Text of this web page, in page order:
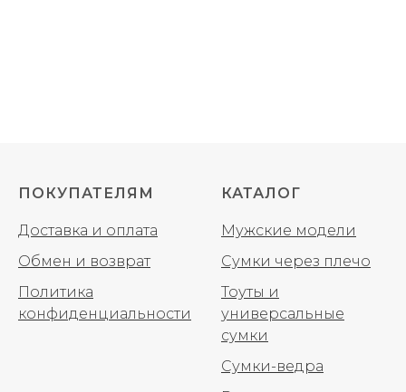
ПОКУПАТЕЛЯМ
Доставка и оплата
Обмен и возврат
Политика
конфиденциальности
КАТАЛОГ
Мужские модели
Сумки через плечо
Тоуты и
универсальные
сумки
Сумки-ведра